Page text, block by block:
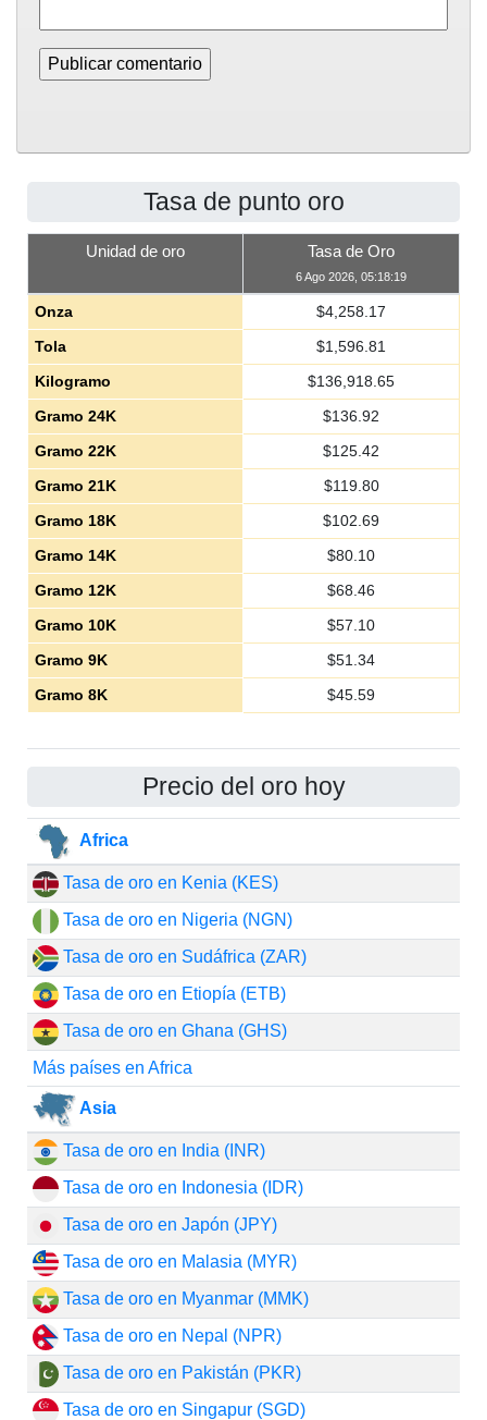
Tasa de punto oro
Unidad de oro Tasa de Oro
6 Ago 2026, 05:18:19
Onza $4,258.17
Tola
$1,596.81
Kilogramo
$136,918.65
Gramo 24K
$136.92
Gramo 22K
$125.42
Gramo 21K
$119.80
Gramo 18K
$102.69
Gramo 14K
$80.10
Gramo 12K
$68.46
Gramo 10K
$57.10
Gramo 9K
$51.34
Gramo 8K
$45.59
Precio del oro hoy
Africa
Tasa de oro en Kenia (KES)
Tasa de oro en Nigeria (NGN)
Tasa de oro en Sudáfrica (ZAR)
Tasa de oro en Etiopía (ETB)
Tasa de oro en Ghana (GHS)
Más países en Africa
Asia
Tasa de oro en India (INR)
Tasa de oro en Indonesia (IDR)
Tasa de oro en Japón (JPY)
Tasa de oro en Malasia (MYR)
Tasa de oro en Myanmar (MMK)
Tasa de oro en Nepal (NPR)
Tasa de oro en Pakistán (PKR)
Tasa de oro en Singapur (SGD)